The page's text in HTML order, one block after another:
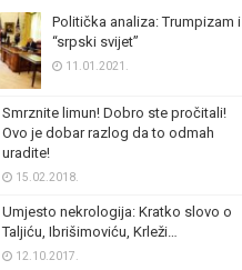
Politička analiza: Trumpizam i
“srpski svijet”
11.01.2021.
Smrznite limun! Dobro ste pročitali!
Ovo je dobar razlog da to odmah
uradite!
15.02.2018.
Umjesto nekrologija: Kratko slovo o
Taljiću, Ibrišimoviću, Krleži…
12.10.2017.